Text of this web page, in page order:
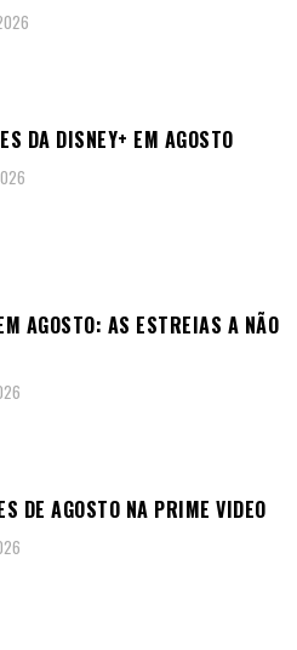
DA DISNEY+ EM AGOSTO
AGOSTO: AS ESTREIAS A NÃO
DE AGOSTO NA PRIME VIDEO